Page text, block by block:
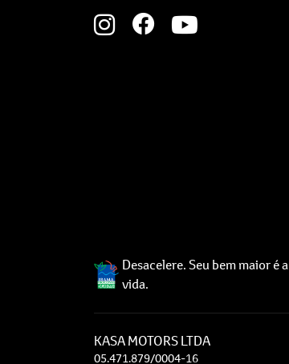
Desacelere. Seu bem maior é a
vida.
KASA MOTORS LTDA
05.471.879/0004-16